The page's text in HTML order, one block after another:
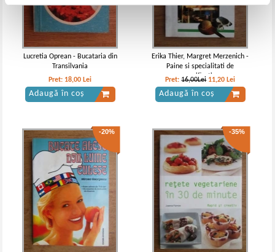
Lucretia Oprean - Bucataria din
Transilvania
Pret: 18,00 Lei
Adaugă în coș
Erika Thier, Margret Merzenich -
Paine si specialitati de
panificatie
Pret:16,00Lei 11,20 Lei
Adaugă în coș
-20% -35%